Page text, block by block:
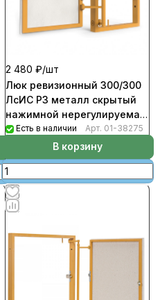
2 480 ₽/шт
Люк ревизионный 300/300
ЛсИС РЗ металл скрытый
нажимной нерегулируемая
петля
Есть в наличии Арт. 01-38275
В корзину